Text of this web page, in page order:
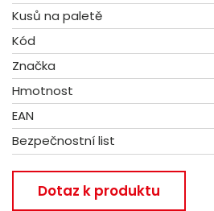
Kusů na paletě
Kód
Značka
Hmotnost
EAN
Bezpečnostní list
Dotaz k produktu